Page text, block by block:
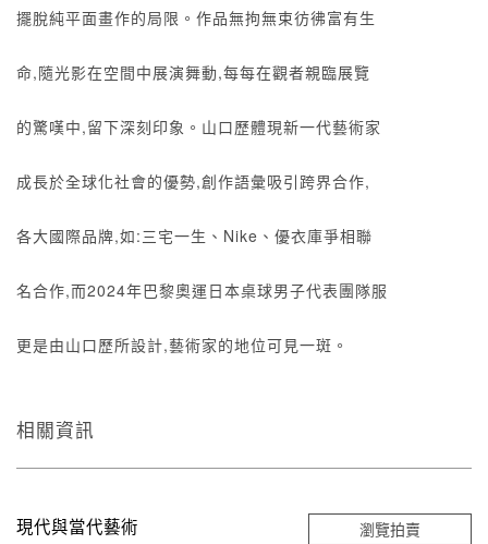
擺脫純平面畫作的局限。作品無拘無束彷彿富有生
命,隨光影在空間中展演舞動,每每在觀者親臨展覽
的驚嘆中,留下深刻印象。山口歷體現新一代藝術家
成長於全球化社會的優勢,創作語彙吸引跨界合作,
各大國際品牌,如:三宅一生、Nike、優衣庫爭相聯
名合作,而2024年巴黎奧運日本桌球男子代表團隊服
更是由山口歷所設計,藝術家的地位可見一斑。
相關資訊
現代與當代藝術 瀏覽拍賣